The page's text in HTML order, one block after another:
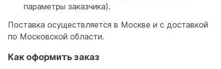
параметры заказчика).
Поставка осуществляется в Москве и с доставкой
по Московской области.
Как оформить заказ